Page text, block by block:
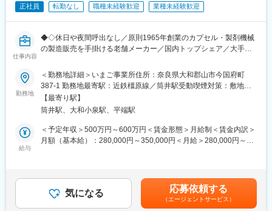
各地展示会への出品やPR活動に注力中です！
まずは副施設長として、現場業務を学んでいただきます。
■教育制度
ます。
入社後、最低半年かけて現施設長と共に一日の流れや運営につい
て学びつつ、介護研修や資格取得などを行っていただきます。
エリアマネージャーや先輩施設長についてOJTという形で仕事を
覚えてもらいます。より大きく成長してもらうために、介護スキ
ル向上のための「ケアマイスター制度」やマネジメント研修など
も行っております。
プいただきます。
正社員 転勤なし 職種未経験歓迎 業種未経験歓迎
仕事内容
◆◇休日や夜間呼出なし／原則1965年創業のカプセル・製剤機械
の製造販売を手掛ける老舗メーカー／国内トップシェア／大手製
ルフレックス・リモート勤務可／年休128日でワークライフバラ
ンス◎◆◇
■採用背景
現在、お客様からの引き合いが増加しており、対応力強化が急務
です。また今後は、海外展開にもさらに注力していき事業成長を
進めていくため、体制強化を目的とした採用を行います。
・工事仕様書、工事計画書の作成
・工事報告書の作成
・部品の発注及び出荷
勤務地
＜勤務地詳細＞いまご事業所住所：奈良県大和郡山市今国府町
387-1 勤務地最寄駅：近鉄橿原線／筒井駅受動喫煙対策：敷地内
全面禁煙変更の範囲：無
【最寄り駅】
筒井駅、大和小泉駅、平端駅
給与
＜予定年収＞500万円～600万円＜賃金形態＞月給制＜賃金内訳＞
月額（基本給）：280,000円～350,000円＜月給＞280,000円～
張手当:1日5000円あり※年間45万円程度賃金はあくまでも目安の
金額であり、選考を通じて上下する可能性があります。月給(月額)
は固定手当を含めた表記です。
気になる 応募依頼する
（エージェントサービス）